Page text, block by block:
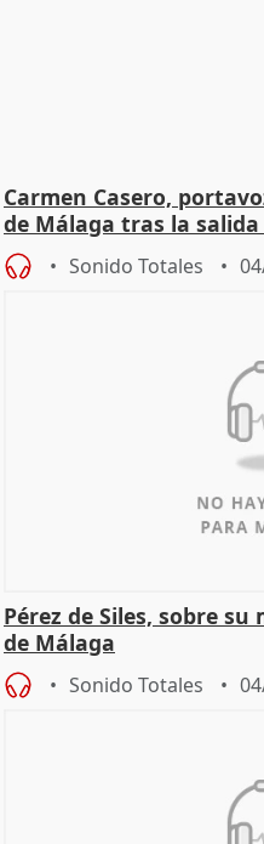
Carmen Casero,
de Málaga tras la salida
Sonido Totales
Pérez de Siles, sobre
de Málaga
Sonido Totales